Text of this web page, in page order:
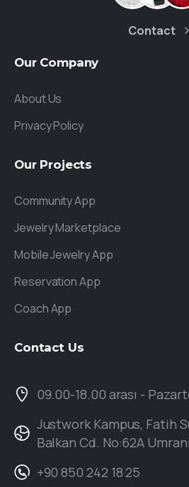
Contact
Our Company
About Us
Privacy Policy
Our Projects
Community App
Jewelry Marketplace
Mobile Jewelry App
Reservation App
Coach App
Contact Us
09.00-18.00 arası -
Justwork Kampus, Fatih
Balkan Cd. No:62A
+90 850 242 18 25